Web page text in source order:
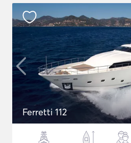
Ferretti 112